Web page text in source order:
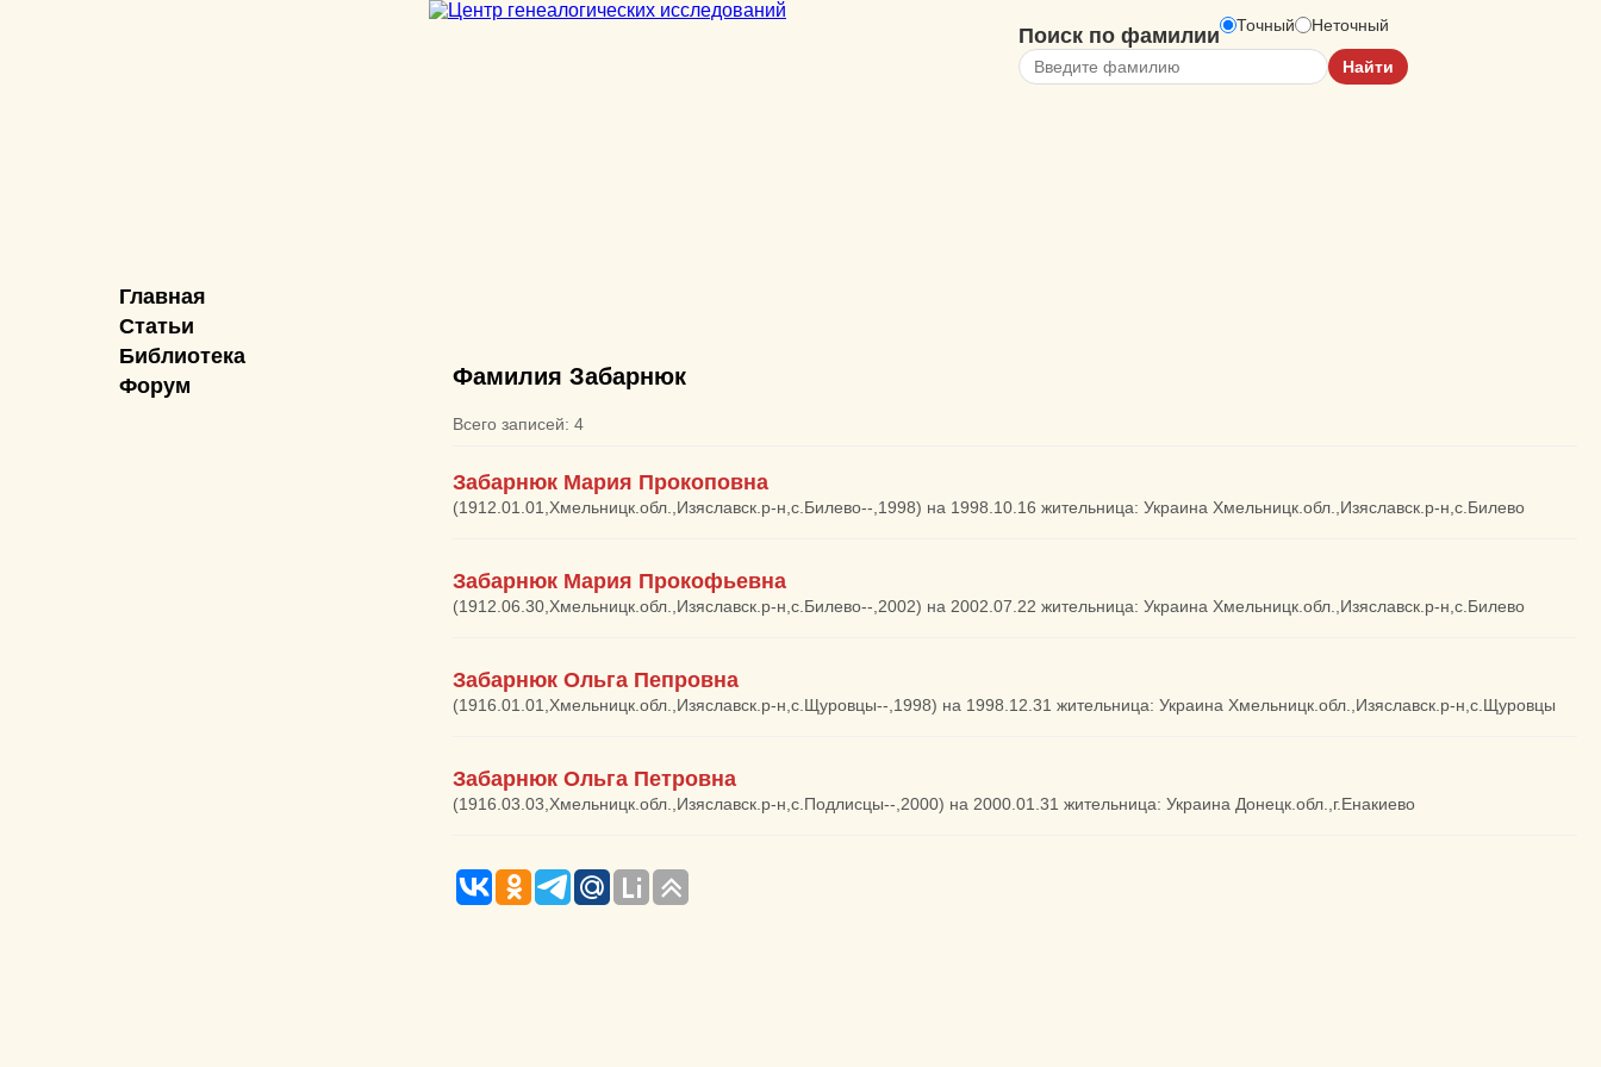
Главная
Статьи
Библиотека
Форум
Поиск по фамилии Точный Неточный
Фамилия Забарнюк
Всего записей: 4
Забарнюк Мария Прокоповна
(1912.01.01,Хмельницк.обл.,Изяславск.р-н,с.Билево--,1998) на 1998.10.16 жительница: Украина Хмельницк.обл.,Изяславск.р-н,с.Билево
Забарнюк Мария Прокофьевна
(1912.06.30,Хмельницк.обл.,Изяславск.р-н,с.Билево--,2002) на 2002.07.22 жительница: Украина Хмельницк.обл.,Изяславск.р-н,с.Билево
Забарнюк Ольга Пепровна
(1916.01.01,Хмельницк.обл.,Изяславск.р-н,с.Щуровцы--,1998) на 1998.12.31 жительница: Украина Хмельницк.обл.,Изяславск.р-н,с.Щуровцы
Забарнюк Ольга Петровна
(1916.03.03,Хмельницк.обл.,Изяславск.р-н,с.Подлисцы--,2000) на 2000.01.31 жительница: Украина Донецк.обл.,г.Енакиево